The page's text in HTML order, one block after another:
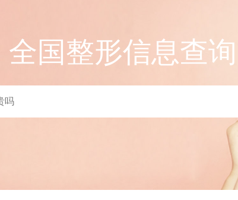
全国整形信息查询